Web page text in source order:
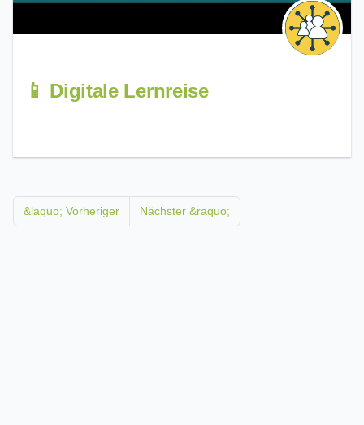
📱 Digitale Lernreise
&laquo; Vorheriger Nächster &raquo;